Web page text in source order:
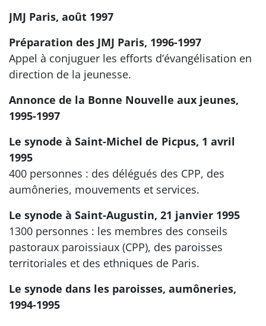
JMJ Paris, août 1997
Préparation des JMJ Paris, 1996-1997
Appel à conjuguer les efforts d’évangélisation en
direction de la jeunesse.
Annonce de la Bonne Nouvelle aux jeunes,
1995-1997
Le synode à Saint-Michel de Picpus, 1 avril
1995
400 personnes : des délégués des CPP, des
aumôneries, mouvements et services.
Le synode à Saint-Augustin, 21 janvier 1995
1300 personnes : les membres des conseils
pastoraux paroissiaux (CPP), des paroisses
territoriales et des ethniques de Paris.
Le synode dans les paroisses, aumôneries,
1994-1995